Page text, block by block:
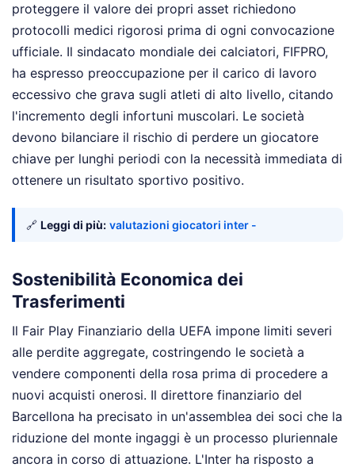
proteggere il valore dei propri asset richiedono
protocolli medici rigorosi prima di ogni convocazione
ufficiale. Il sindacato mondiale dei calciatori, FIFPRO,
ha espresso preoccupazione per il carico di lavoro
eccessivo che grava sugli atleti di alto livello, citando
l'incremento degli infortuni muscolari. Le società
devono bilanciare il rischio di perdere un giocatore
chiave per lunghi periodi con la necessità immediata di
ottenere un risultato sportivo positivo.
🔗 Leggi di più: valutazioni giocatori inter -
Sostenibilità Economica dei
Trasferimenti
Il Fair Play Finanziario della UEFA impone limiti severi
alle perdite aggregate, costringendo le società a
vendere componenti della rosa prima di procedere a
nuovi acquisti onerosi. Il direttore finanziario del
Barcellona ha precisato in un'assemblea dei soci che la
riduzione del monte ingaggi è un processo pluriennale
ancora in corso di attuazione. L'Inter ha risposto a